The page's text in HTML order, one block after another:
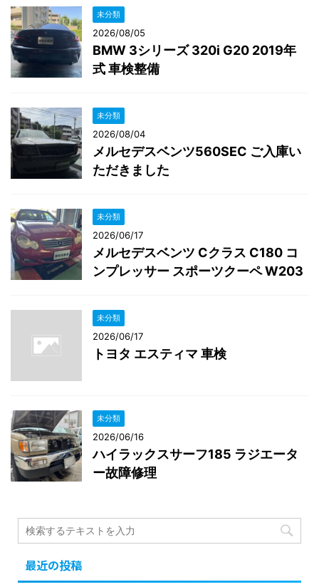
未分類
2026/08/05
BMW 3シリーズ 320i G20 2019年
式 車検整備
未分類
2026/08/04
メルセデスベンツ560SEC ご入庫い
ただきました
未分類
2026/06/17
メルセデスベンツ Cクラス C180 コ
ンプレッサー スポーツクーペ W203
未分類
2026/06/17
トヨタ エスティマ 車検
未分類
2026/06/16
ハイラックスサーフ185 ラジエータ
ー故障修理
最近の投稿